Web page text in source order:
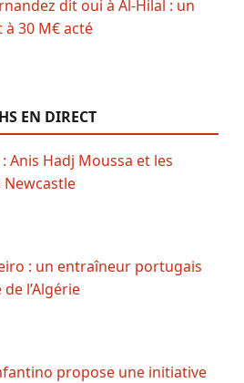
dit oui à Al-Hilal : un
30 M€ acté
EN DIRECT
Anis Hadj Moussa et les
: un entraîneur portugais
l’Algérie
propose une initiative